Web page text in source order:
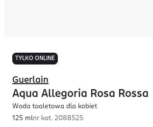
TYLKO ONLINE
Guerlain
Aqua Allegoria Rosa Rossa
Woda toaletowa dla kobiet
125 mlnr kat. 2088525